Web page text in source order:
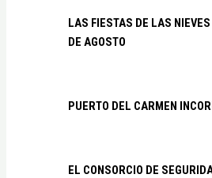
LAS FIESTAS DE LAS
DE AGOSTO
PUERTO DEL CARMEN
EL CONSORCIO DE